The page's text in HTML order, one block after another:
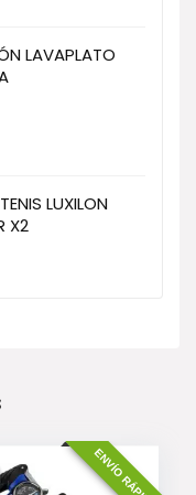
LAVAPLATO
LUXILON
X2
ENVÍO RÁPIDO